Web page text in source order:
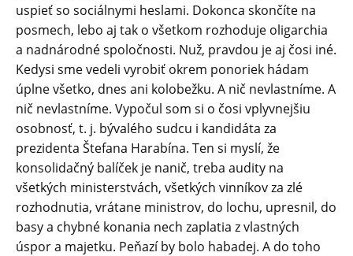
uspieť so sociálnymi heslami. Dokonca skončíte na
posmech, lebo aj tak o všetkom rozhoduje oligarchia
a nadnárodné spoločnosti. Nuž, pravdou je aj čosi iné.
Kedysi sme vedeli vyrobiť okrem ponoriek hádam
úplne všetko, dnes ani kolobežku. A nič nevlastníme. A
nič nevlastníme. Vypočul som si o čosi vplyvnejšiu
osobnosť, t. j. bývalého sudcu i kandidáta za
prezidenta Štefana Harabína. Ten si myslí, že
konsolidačný balíček je nanič, treba audity na
všetkých ministerstvách, všetkých vinníkov za zlé
rozhodnutia, vrátane ministrov, do lochu, upresnil, do
basy a chybné konania nech zaplatia z vlastných
úspor a majetku. Peňazí by bolo habadej. A do toho